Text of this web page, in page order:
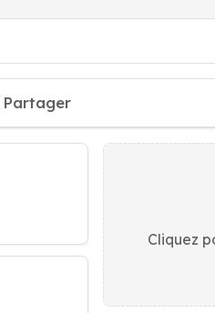
Partager
Cliquez